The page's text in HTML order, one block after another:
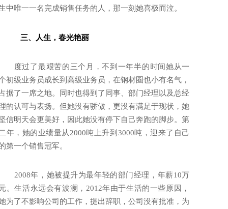
中唯一一名完成销售任务的人，那一刻她喜极而泣。
三、 人生，春光艳丽
度过了最艰苦的三个月，不到一年半的时间她从一
初级业务员成长到高级业务员，在钢材圈也小有名气，
据了一席之地。同时也得到了同事、部门经理以及总经
的认可与表扬。但她没有骄傲，更没有满足于现状，她
信明天会更美好，因此她没有停下自己奔跑的脚步。第
年，她的业绩量从2000吨上升到3000吨，迎来了自己
第一个销售冠军。
2008年，她被提升为最年轻的部门经理，年薪10万
。生活永远会有波澜，2012年由于生活的一些原因，
为了不影响公司的工作，提出辞职，公司没有批准，为